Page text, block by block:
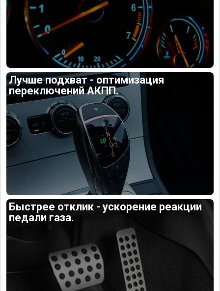
Лучше подхват - оптимизация
переключений АКПП.
Быстрее отклик - ускорение реакции
педали газа.